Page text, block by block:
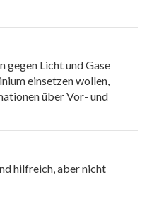
gegen Licht und Gase
einsetzen wollen,
über Vor- und
hilfreich, aber nicht